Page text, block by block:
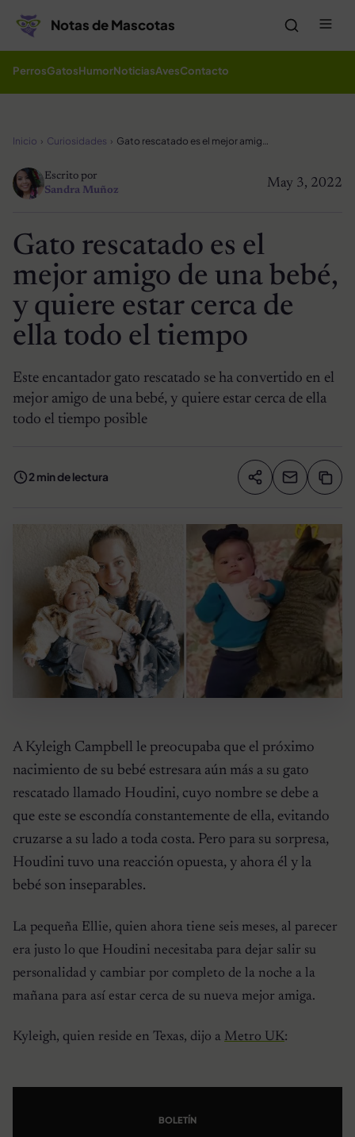
Notas de Mascotas
PerrosGatosHumorNoticiasAvesContacto
Inicio Curiosidades Gato rescatado es el mejor amigo de una bebé, y quiere estar cerca de ella todo el tiempo
May 3, 2022
Escrito por
Sandra Muñoz
Gato rescatado es el
mejor amigo de una bebé,
y quiere estar cerca de
ella todo el tiempo
Este encantador gato rescatado se ha convertido en el
mejor amigo de una bebé, y quiere estar cerca de ella
todo el tiempo posible
2 min de lectura Compartir
A Kyleigh Campbell le preocupaba que el próximo
nacimiento de su bebé estresara aún más a su gato
rescatado llamado Houdini, cuyo nombre se debe a
que este se escondía constantemente de ella, evitando
cruzarse a su lado a toda costa. Pero para su sorpresa,
Houdini tuvo una reacción opuesta, y ahora él y la
bebé son inseparables.
La pequeña Ellie, quien ahora tiene seis meses, al parecer
era justo lo que Houdini necesitaba para dejar salir su
personalidad y cambiar por completo de la noche a la
mañana para así estar cerca de su nueva mejor amiga.
Kyleigh, quien reside en Texas, dijo a Metro UK:
BOLETÍN